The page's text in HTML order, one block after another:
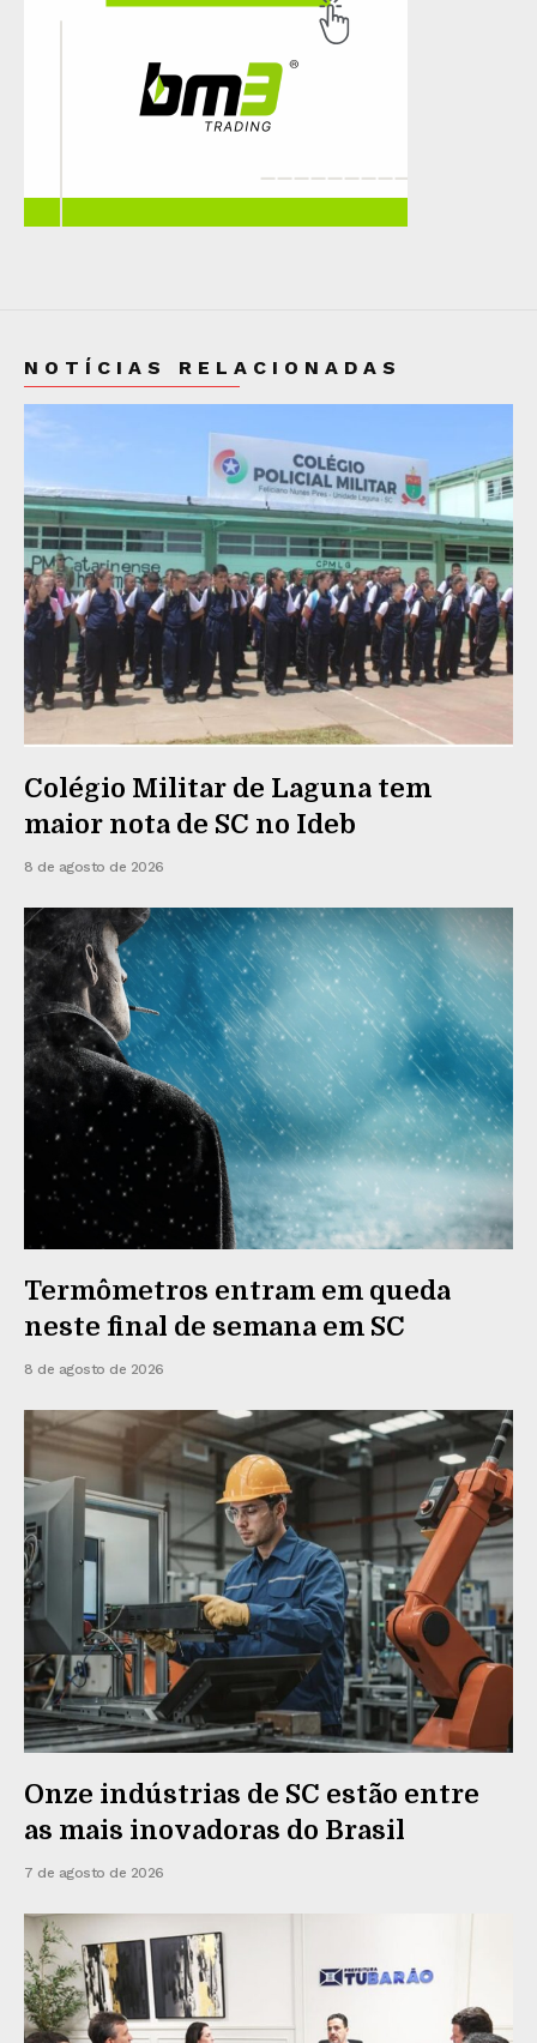
NOTÍCIAS RELACIONADAS
Colégio Militar de Laguna tem
maior nota de SC no Ideb
8 de agosto de 2026
Termômetros entram em queda
neste final de semana em SC
8 de agosto de 2026
Onze indústrias de SC estão entre
as mais inovadoras do Brasil
7 de agosto de 2026